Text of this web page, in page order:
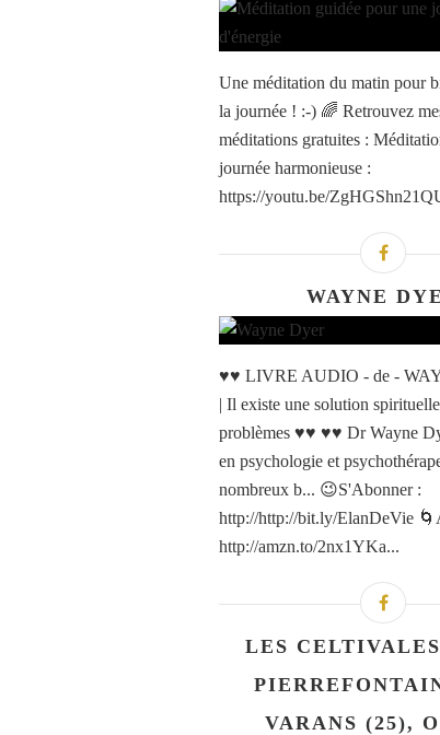
Une méditation du matin pour
la journée ! :-) 🌈 Retrouvez
méditations gratuites :
journée harmonieuse :
https://youtu.be/
WAYNE
♥♥ LIVRE AUDIO - de -
| Il existe une solution
problèmes ♥♥ ♥♥ Dr Wayne
en psychologie et
nombreux b... 😉S'Abonner :
http://http://bit.ly/ElanDeVie
http://amzn.to/2nx1YKa...
LES
VARANS (25),